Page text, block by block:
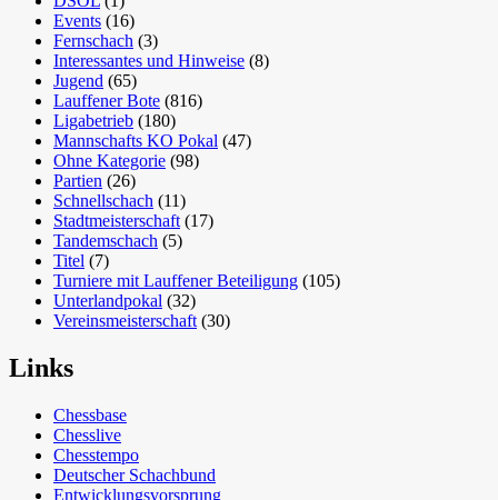
Events (16)
Fernschach (3)
Interessantes und Hinweise (8)
Jugend (65)
Lauffener Bote (816)
Ligabetrieb (180)
Mannschafts KO Pokal (47)
Ohne Kategorie (98)
Partien (26)
Schnellschach (11)
Stadtmeisterschaft (17)
Tandemschach (5)
Titel (7)
Turniere mit Lauffener Beteiligung (105)
Unterlandpokal (32)
Vereinsmeisterschaft (30)
Links
Chessbase
Chesslive
Chesstempo
Deutscher Schachbund
Entwicklungsvorsprung